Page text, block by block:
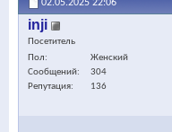
02.05.2025 22:06
inji
Посетитель
Пол
Женский
Сообщений
304
Репутация
136